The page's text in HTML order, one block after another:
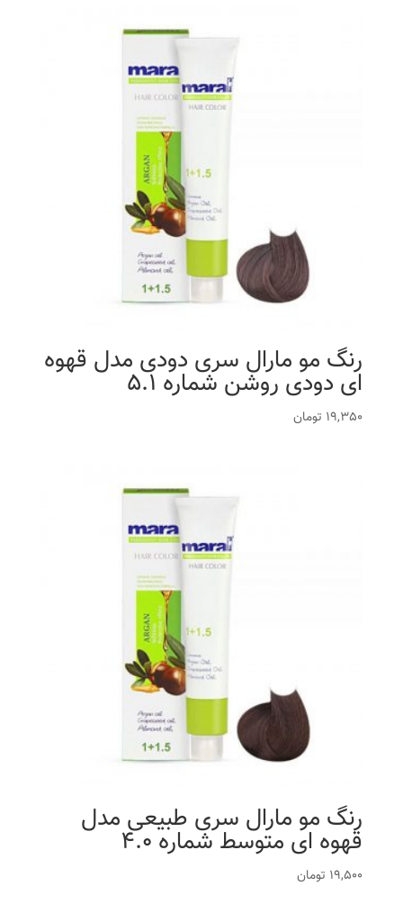
رنگ مو مارال سری دودی مدل قهوه
ای دودی روشن شماره 5.1
19,350 تومان
رنگ مو مارال سری طبیعی مدل
قهوه ای متوسط شماره 4.0
19,500 تومان